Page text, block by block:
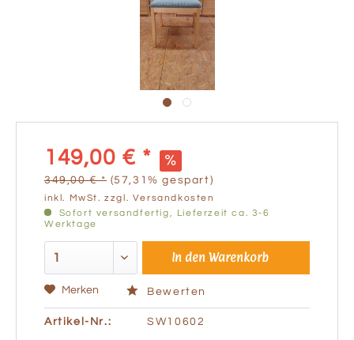
149,00 € *
349,00 € * (57,31% gespart)
inkl. MwSt.zzgl. Versandkosten
Sofort versandfertig, Lieferzeit ca. 3-6
Werktage
In den Warenkorb
Merken Bewerten
Artikel-Nr.: SW10602